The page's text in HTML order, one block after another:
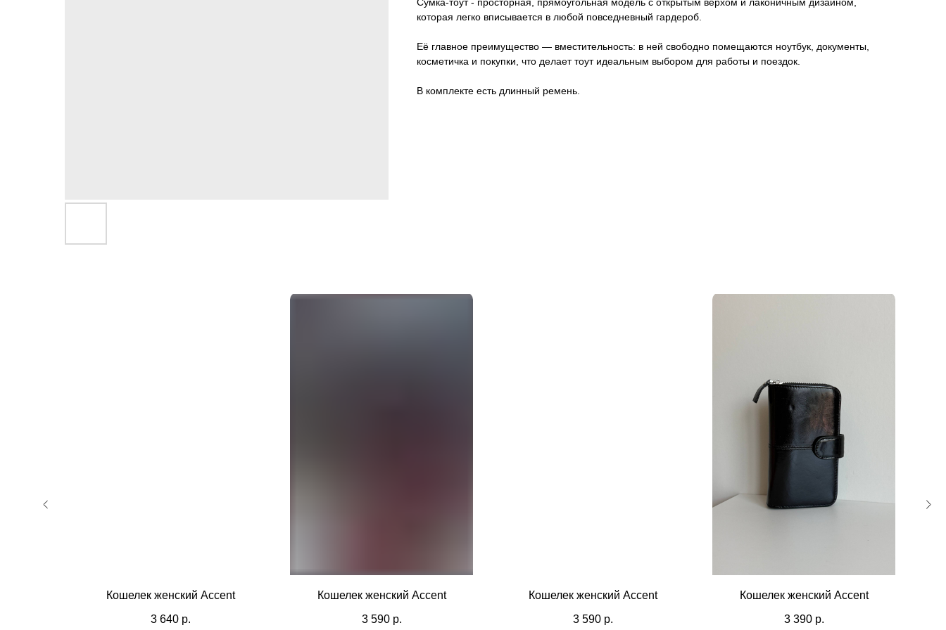
Сумка-тоут - просторная, прямоугольная модель с открытым верхом и лаконичным дизайном,
которая легко вписывается в любой повседневный гардероб.
Её главное преимущество — вместительность: в ней свободно помещаются ноутбук, документы,
косметичка и покупки, что делает тоут идеальным выбором для работы и поездок.
В комплекте есть длинный ремень.
Кошелек женский Accent
3 640 р.
Кошелек женский Accent
3 590 р.
Кошелек женский Accent
3 590 р.
Кошелек женский Accent
3 390 р.